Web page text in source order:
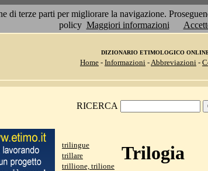
di terze parti per migliorare la navigazione.
policy Maggiori informazioni
DIZIONARIO ETIMOLOGICO
Home - Informazioni -Abbreviazioni -
RICERCA
trilingue
trillare
trillione, trilione
Trilogia